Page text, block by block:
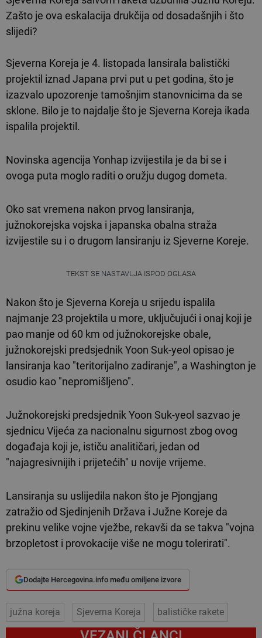
Zašto je ova eskalacija drukčija od dosadašnjih i što
slijedi?
Sjeverna Koreja je 4. listopada lansirala balistički
projektil iznad Japana prvi put u pet godina, što je
izazvalo upozorenje tamošnjim stanovnicima da se
sklone. Bilo je to najdalje što je Sjeverna Koreja ikada
ispalila projektil.
Novinska agencija Yonhap izvijestila je da bi se i
ovoga puta moglo raditi o oružju dugog dometa.
Oko sat vremena nakon prvog lansiranja,
južnokorejska vojska i japanska obalna straža
izvijestile su i o drugom lansiranju iz Sjeverne Koreje.
TEKST SE NASTAVLJA ISPOD OGLASA
Nakon što je Sjeverna Koreja u srijedu ispalila
najmanje 23 projektila u more, uključujući i onaj koji je
pao manje od 60 km od južnokorejske obale,
južnokorejski predsjednik Yoon Suk-yeol opisao je
lansiranja kao "teritorijalno zadiranje", a Washington je
osudio kao "nepromišljeno".
Južnokorejski predsjednik Yoon Suk-yeol sazvao je
sjednicu Vijeća za nacionalnu sigurnost zbog ovog
događaja koji je, ističu analitičari, jedan od
"najagresivnijih i prijetećih" u novije vrijeme.
Lansiranja su uslijedila nakon što je Pjongjang
zatražio od Sjedinjenih Država i Južne Koreje da
prekinu velike vojne vježbe, rekavši da se takva "vojna
brzopletost i provokacije više ne mogu tolerirati".
Dodajte Hercegovina.info među omiljene izvore
južna koreja Sjeverna Koreja balističke rakete